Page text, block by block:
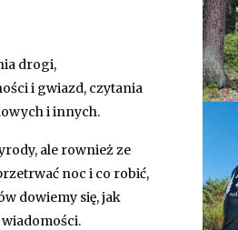
drogi,
i gwiazd, czytania
i innych.
ale rownież ze
noc i co robić,
dowiemy się, jak